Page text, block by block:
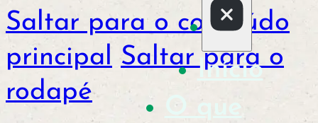
Saltar para o conteúdo
principal Saltar para o
rodapé
Início
O que